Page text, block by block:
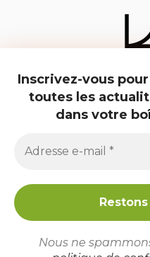
Inscrivez-vous
toutes les
dans votre
Nous ne
BP La Poste KEHA, 5
e-mail : contact@keha.fr
Conditions générales de vente